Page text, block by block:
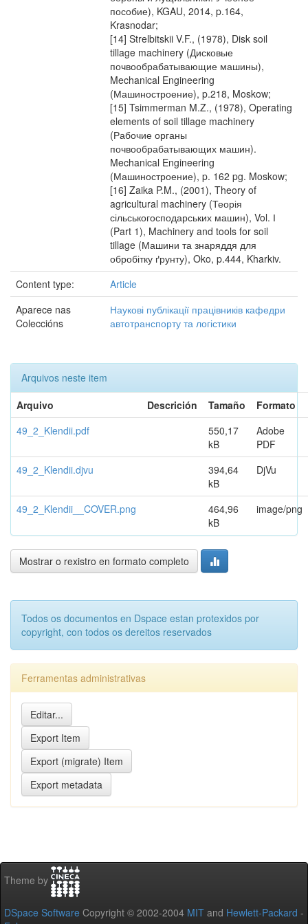
пособие), KGAU, 2014, p.164,
Krasnodar;
[14] Strelbitskii V.F., (1978), Disk soil
tillage machinery (Дисковые
почвообрабатывающие машины),
Mechanical Engineering
(Машиностроение), p.218, Moskow;
[15] Tsimmerman M.Z., (1978), Operating
elements of soil tillage machinery
(Рабочие органы
почвообрабатывающих машин).
Mechanical Engineering
(Машиностроение), p. 162 pg. Moskow;
[16] Zaika P.M., (2001), Theory of
agricultural machinery (Теорія
сільськогосподарських машин), Vol. І
(Part 1), Machinery and tools for soil
tillage (Машини та знаряддя для
обробітку ґрунту), Oko, p.444, Kharkiv.
Content type:
Article
Aparece nas
Coleccións
Наукові публікації працівників кафедри
автотранспорту та логістики
Arquivos neste item
Arquivo
Descrición Tamaño
Formato
49_2_Klendii.pdf
550,17
kB
Adobe
PDF
49_2_Klendii.djvu
394,64
kB
DjVu
49_2_Klendii__COVER.png
464,96
kB
image/png
Mostrar o rexistro en formato completo
Todos os documentos en Dspace estan protexidos por
copyright, con todos os dereitos reservados
Ferramentas administrativas
Theme by
DSpace Software Copyright © 2002-2004 MIT and Hewlett-Packard -